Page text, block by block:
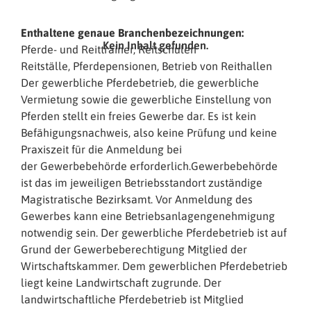
Kein Inhalt gefunden.
Enthaltene genaue Branchenbezeichnungen:
Pferde- und Reittrainer, Reitschulen
Reitställe, Pferdepensionen, Betrieb von Reithallen
Der gewerbliche Pferdebetrieb, die gewerbliche
Vermietung sowie die gewerbliche Einstellung von
Pferden stellt ein freies Gewerbe dar. Es ist kein
Befähigungsnachweis, also keine Prüfung und keine
Praxiszeit für die Anmeldung bei
der Gewerbebehörde erforderlich.Gewerbebehörde
ist das im jeweiligen Betriebsstandort zuständige
Magistratische Bezirksamt. Vor Anmeldung des
Gewerbes kann eine Betriebsanlagengenehmigung
notwendig sein. Der gewerbliche Pferdebetrieb ist auf
Grund der Gewerbeberechtigung Mitglied der
Wirtschaftskammer. Dem gewerblichen Pferdebetrieb
liegt keine Landwirtschaft zugrunde. Der
landwirtschaftliche Pferdebetrieb ist Mitglied